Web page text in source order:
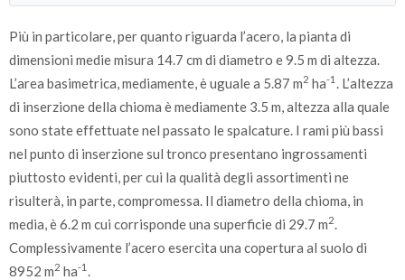
Più in particolare, per quanto riguarda l’acero, la pianta di
dimensioni medie misura 14.7 cm di diametro e 9.5 m di altezza.
L’area basimetrica, mediamente, è uguale a 5.87 m2 ha-1 . L’altezza
di inserzione della chioma è mediamente 3.5 m, altezza alla quale
sono state effettuate nel passato le spalcature. I rami più bassi
nel punto di inserzione sul tronco presentano ingrossamenti
piuttosto evidenti, per cui la qualità degli assortimenti ne
risulterà, in parte, compromessa. Il diametro della chioma, in
media, è 6.2 m cui corrisponde una superficie di 29.7 m2.
Complessivamente l’acero esercita una copertura al suolo di
8952 m2 ha-1 .